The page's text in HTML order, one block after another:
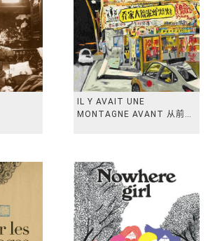
IL Y AVAIT UNE
MONTAGNE AVANT 从前有